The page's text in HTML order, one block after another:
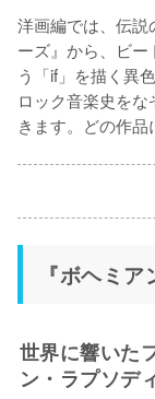
洋画編では、伝
ーズ』から、ビ
う「if」を描く異
ロック音楽史を
きます。どの作品
『ボヘミ
世界に響いた
ン・ラプソデ